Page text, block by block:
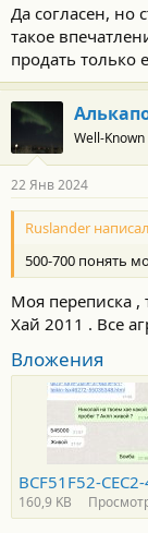
Да согласен, но
такое
продать только
Well-
22 Янв 2024
Ruslander
500-700 понять
Моя переписка ,
Хай 2011 . Все
Вложения
160,9 KB